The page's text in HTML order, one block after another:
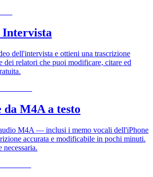
Intervista
dell'intervista e ottieni una trascrizione
dei relatori che puoi modificare, citare ed
M4A a testo
M4A — inclusi i memo vocali dell'iPhone
accurata e modificabile in pochi minuti.
necessaria.